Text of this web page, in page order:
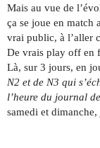
Mais au vue de
ça se joue en match
vrai public, à l’aller
De vrais play off
Là, sur 3 jours, en
N2 et de N3 qui
l’heure du journal
samedi et